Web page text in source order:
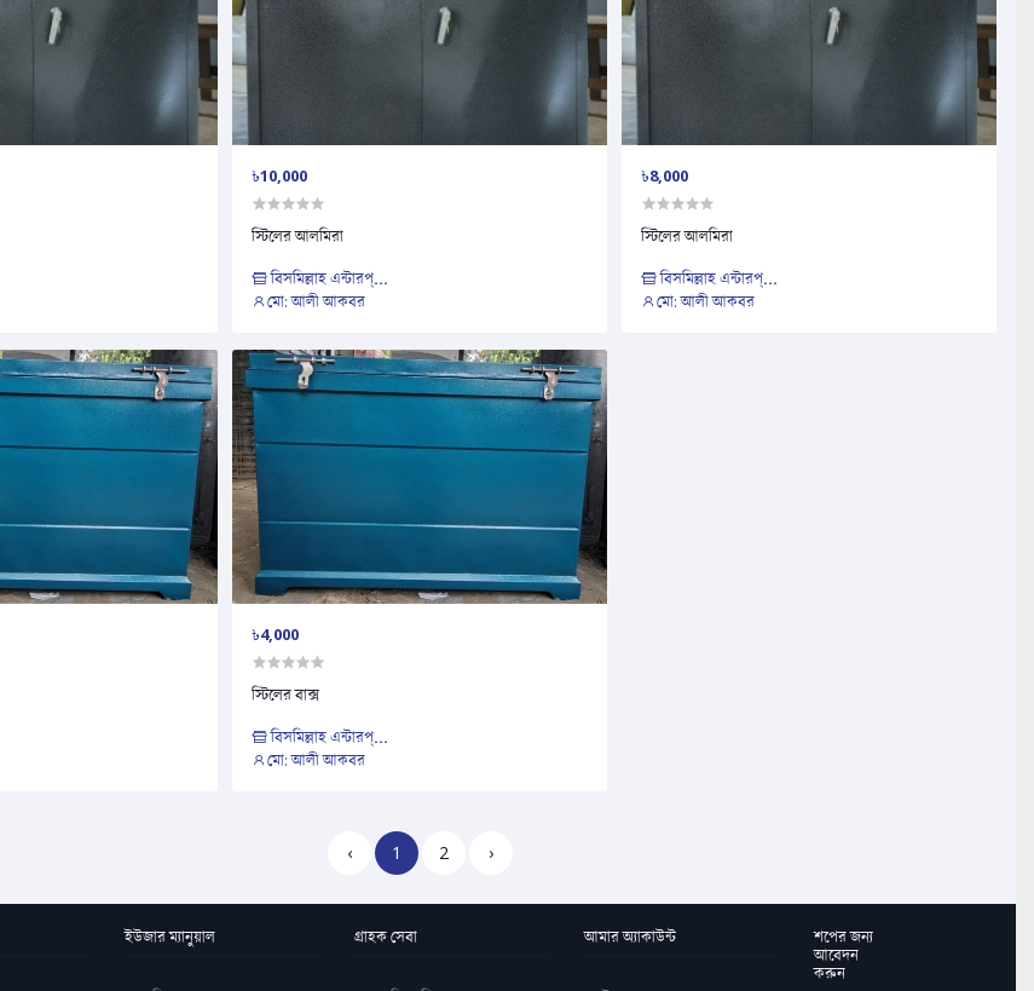
৳10,000
স্টিলের আলমিরা
বিসমিল্লাহ এন্টারপ্...
মো: আলী আকবর
৳8,000
স্টিলের আলমিরা
বিসমিল্লাহ এন্টারপ্...
মো: আলী আকবর
৳4,000
স্টিলের বাক্স
বিসমিল্লাহ এন্টারপ্...
মো: আলী আকবর
‹ 1 2 ›
ইউজার ম্যানুয়াল গ্রাহক সেবা আমার অ্যাকাউন্ট
শপের জন্য
আবেদন
করুন